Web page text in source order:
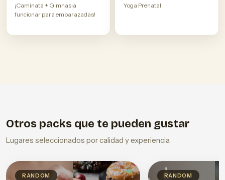
¡Caminata + Gimnasia
funcionar para embarazadas!
Yoga Prenatal
Otros packs que te pueden gustar
Lugares seleccionados por calidad y experiencia.
RANDOM RANDOM